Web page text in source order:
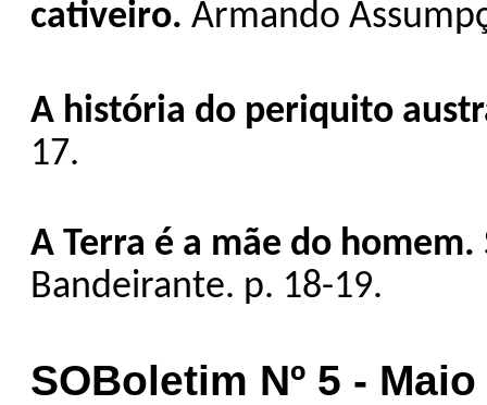
cativeiro. Armando
A história do periquito
17.
A Terra é a mãe do homem.
Bandeirante. p. 18-19.
SOBoletim Nº 5 -